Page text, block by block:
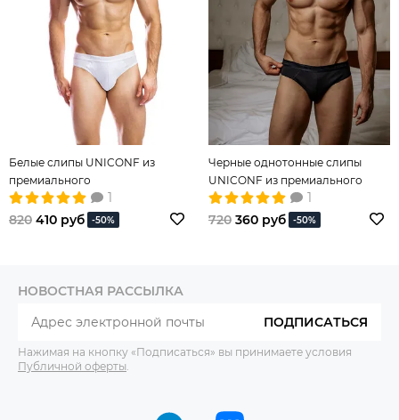
Белые слипы UNICONF из
премиального
гипоаллергенного хлопка
1
820 410 руб -50%
Черные однотонные слипы
UNICONF из премиального
100% гипоаллергенного хлопка
1
720 360 руб -50%
НОВОСТНАЯ РАССЫЛКА
ПОДПИСАТЬСЯ
Нажимая на кнопку «Подписаться» вы принимаете условия
Публичной оферты